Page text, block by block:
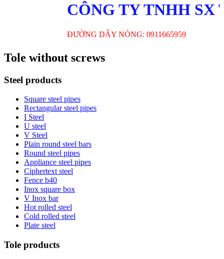
CÔNG TY TNHH SX
ĐƯỜNG DÂY NÓNG: 0911665959
Tole without screws
Steel products
Square steel pipes
Rectangular steel pipes
I Steel
U steel
V Steel
Plain round steel bars
Round steel pipes
Appliance steel pipes
Ciphertext steel
Fence b40
Inox square box
V Inox bar
Hot rolled steel
Cold rolled steel
Plate steel
Tole products